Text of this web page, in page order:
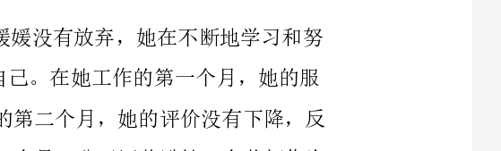
今天，刘媛媛已经成为了公司的团队领导，她的职业生涯和人生
经历鼓舞了很多人。她用自己的成功证明了，在困难和挫折面前，我